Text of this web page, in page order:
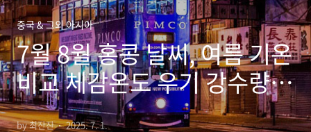
중국 & 그외 아시아
7월 8월 홍콩 날씨, 여름 기온
비교 체감온도 우기 강수량
옷차림
by 최잔잔 2025. 7. 1.